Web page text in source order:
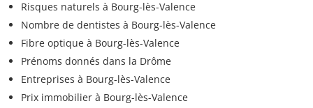
Risques naturels à Bourg-lès-Valence
Nombre de dentistes à Bourg-lès-Valence
Fibre optique à Bourg-lès-Valence
Prénoms donnés dans la Drôme
Entreprises à Bourg-lès-Valence
Prix immobilier à Bourg-lès-Valence